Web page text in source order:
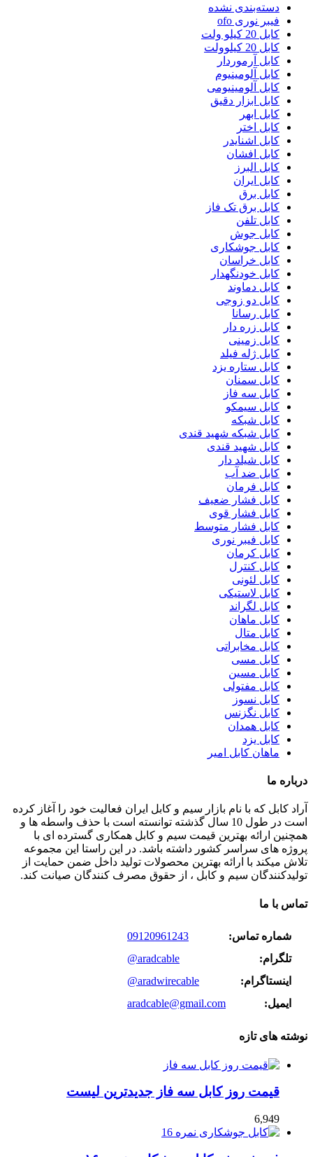
دسته‌بندی نشده
فیبر نوری ofo
کابل 20 کیلو ولت
کابل 20 کیلوولت
کابل آرموردار
کابل آلومینیوم
کابل آلومینیومی
کابل ابزار دقیق
کابل ابهر
کابل اختر
کابل اشنایدر
کابل افشان
کابل البرز
کابل ایران
کابل برق
کابل برق تک فاز
کابل تلفن
کابل جوش
کابل جوشکاری
کابل خراسان
کابل خودنگهدار
کابل دماوند
کابل دو زوجی
کابل رسانا
کابل زره دار
کابل زمینی
کابل ژله فیلد
کابل ستاره یزد
کابل سمنان
کابل سه فاز
کابل سیمکو
کابل شبکه
کابل شبکه شهید قندی
کابل شهید قندی
کابل شیلد دار
کابل ضد آب
کابل فرمان
کابل فشار ضعیف
کابل فشار قوی
کابل فشار متوسط
کابل فیبر نوری
کابل کرمان
کابل کنترل
کابل لئونی
کابل لاستیکی
کابل لگراند
کابل ماهان
کابل متال
کابل مخابراتی
کابل مسی
کابل مسین
کابل مفتولی
کابل نسوز
کابل نگزنس
کابل همدان
کابل یزد
ماهان کابل امیر
درباره ما
آراد کابل که با نام بازار سیم و کابل ایران فعالیت خود را آغاز کرده
است در طول 10 سال گذشته توانسته است با حذف واسطه ها و
همچنین ارائه بهترین قیمت سیم و کابل همکاری گسترده ای با
پروژه های سراسر کشور داشته باشد. در این راستا این مجموعه
تلاش میکند با ارائه بهترین محصولات تولید داخل ضمن حمایت از
تولیدکنندگان سیم و کابل ، از حقوق مصرف کنندگان صیانت کند.
تماس با ما
شماره تماس:
09120961243
تلگرام:
@aradcable
اینستاگرام:
@aradwirecable
ایمیل:
aradcable@gmail.com
نوشته های تازه
قیمت روز کابل سه فاز جدیدترین لیست
6,949